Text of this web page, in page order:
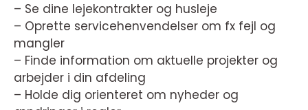
– Se dine lejekontrakter og husleje
– Oprette servicehenvendelser om fx fejl og
mangler
– Finde information om aktuelle projekter og
arbejder i din afdeling
– Holde dig orienteret om nyheder og